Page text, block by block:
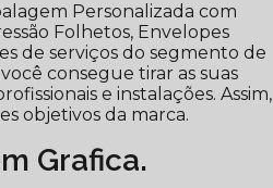
Personalizada com
Folhetos, Envelopes
de serviços do segmento de
consegue tirar as suas
e instalações. Assim,
objetivos da marca.
Grafica.